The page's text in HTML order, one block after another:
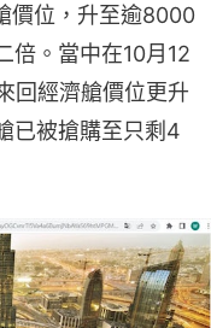
價位，升至逾8000
倍。當中在10月12
回經濟艙價位更升
已被搶購至只剩4